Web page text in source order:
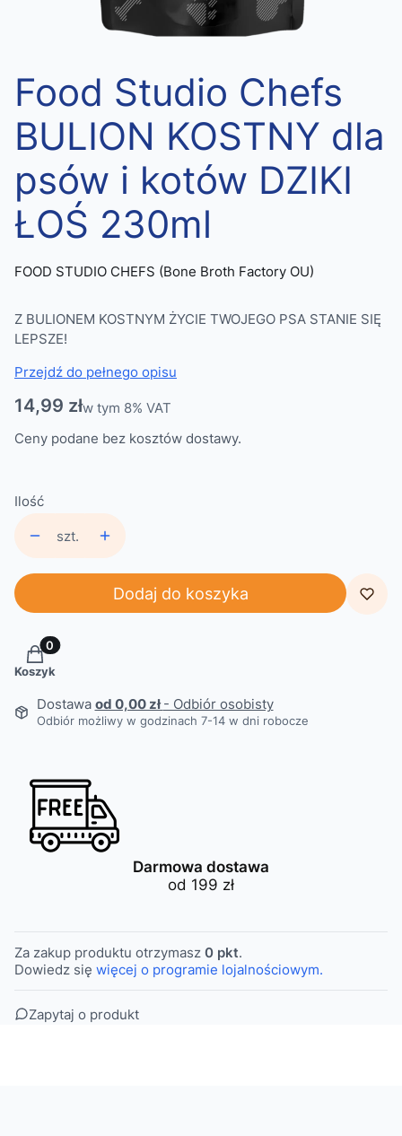
Food Studio Chefs
BULION KOSTNY dla
psów i kotów DZIKI
ŁOŚ 230ml
FOOD STUDIO CHEFS (Bone Broth Factory OU)
Z BULIONEM KOSTNYM ŻYCIE TWOJEGO PSA STANIE SIĘ
LEPSZE!
Przejdź do pełnego opisu
Cena
14,99 złw tym 8% VAT
w tym 8% VAT
Ceny podane bez kosztów dostawy.
Ilość
szt.
Dodaj do koszyka
Produkty w koszyku: 0. Zobacz szczegóły
Koszyk
Dostawa od 0,00 zł- Odbiór osobisty
Odbiór możliwy w godzinach 7-14 w dni robocze
Darmowa dostawa
od 199 zł
Za zakup produktu otrzymasz 0 pkt.
Dowiedz się więcej o programie lojalnościowym.
Zapytaj o produkt